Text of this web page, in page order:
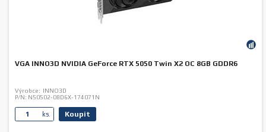
VGA INNO3D NVIDIA GeForce RTX 5050 Twin X2 OC 8GB GDDR6
Výrobce: INNO3D
P/N: N50502-08D6X-174071N
ks. Koupit